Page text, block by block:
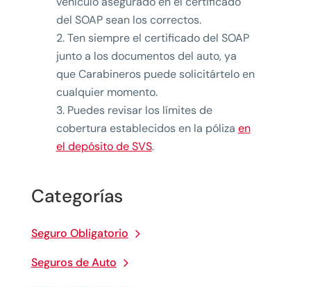
Categorías
Seguro Obligatorio
Seguros de Auto
del SOAP sean los correctos.
Ten siempre el certificado del SOAP
junto a los documentos del auto, ya
que Carabineros puede solicitártelo en
cualquier momento.
Puedes revisar los límites de
cobertura establecidos en la póliza en
el depósito de SVS.